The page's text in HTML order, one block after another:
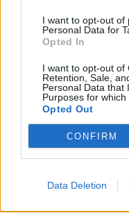
I want to opt-out of
Personal Data for
Opted In
I want to opt-out of
Retention, Sale,
Personal Data that
Purposes for which
Opted Out
CONFIRM
Data Deletion
ΠΕΡΙΣΣΌΤΕΡΑ
ΠΟΥ και Rakuten Viber
κατά της
παραπληροφόρησης